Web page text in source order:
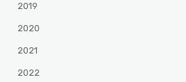
2019
2020
2021
2022